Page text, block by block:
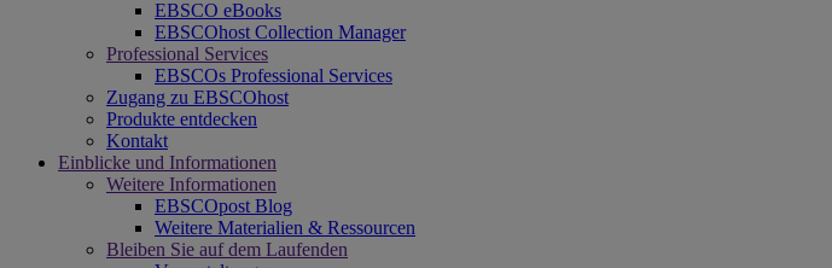
EBSCO eBooks
EBSCOhost Collection Manager
Professional Services
EBSCOs Professional Services
Zugang zu EBSCOhost
Produkte entdecken
Kontakt
Einblicke und Informationen
Weitere Informationen
EBSCOpost Blog
Weitere Materialien & Ressourcen
Bleiben Sie auf dem Laufenden